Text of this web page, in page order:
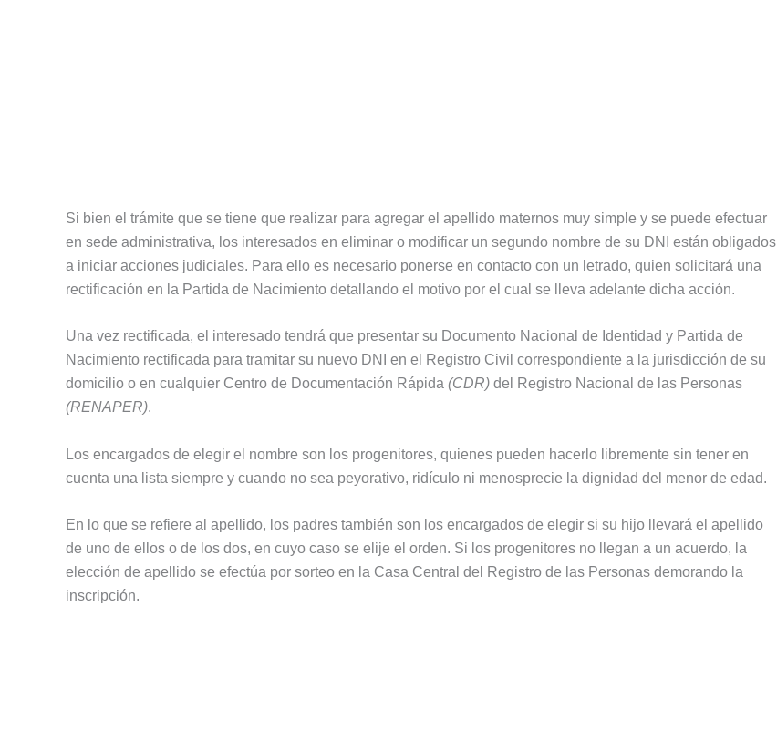
Si bien el trámite que se tiene que realizar para agregar el apellido maternos muy simple y se puede efectuar
en sede administrativa, los interesados en eliminar o modificar un segundo nombre de su DNI están obligados
a iniciar acciones judiciales. Para ello es necesario ponerse en contacto con un letrado, quien solicitará una
rectificación en la Partida de Nacimiento detallando el motivo por el cual se lleva adelante dicha acción.
Una vez rectificada, el interesado tendrá que presentar su Documento Nacional de Identidad y Partida de
Nacimiento rectificada para tramitar su nuevo DNI en el Registro Civil correspondiente a la jurisdicción de su
domicilio o en cualquier Centro de Documentación Rápida (CDR) del Registro Nacional de las Personas
(RENAPER).
Los encargados de elegir el nombre son los progenitores, quienes pueden hacerlo libremente sin tener en
cuenta una lista siempre y cuando no sea peyorativo, ridículo ni menosprecie la dignidad del menor de edad.
En lo que se refiere al apellido, los padres también son los encargados de elegir si su hijo llevará el apellido
de uno de ellos o de los dos, en cuyo caso se elije el orden. Si los progenitores no llegan a un acuerdo, la
elección de apellido se efectúa por sorteo en la Casa Central del Registro de las Personas demorando la
inscripción.